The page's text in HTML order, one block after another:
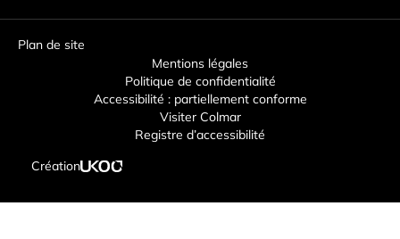
Plan de site
Mentions légales
Politique de confidentialité
Accessibilité : partiellement conforme
Visiter Colmar
Registre d’accessibilité
Création